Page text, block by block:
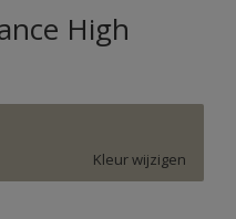
High
Kleur wijzigen